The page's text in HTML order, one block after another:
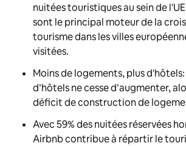
nuitées touristiques au sein de l'UE
sont le principal moteur de la
tourisme dans les villes
visitées.
Moins de logements, plus
d’hôtels ne cesse d’augmenter,
déficit de construction de
Avec 59% des nuitées réservées
Airbnb contribue à répartir le